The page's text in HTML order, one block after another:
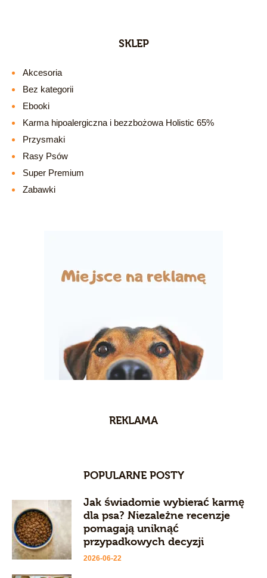
SKLEP
Akcesoria
Bez kategorii
Ebooki
Karma hipoalergiczna i bezzbożowa Holistic 65%
Przysmaki
Rasy Psów
Super Premium
Zabawki
REKLAMA
POPULARNE POSTY
Jak świadomie wybierać karmę
dla psa? Niezależne recenzje
pomagają uniknąć
przypadkowych decyzji
2026-06-22